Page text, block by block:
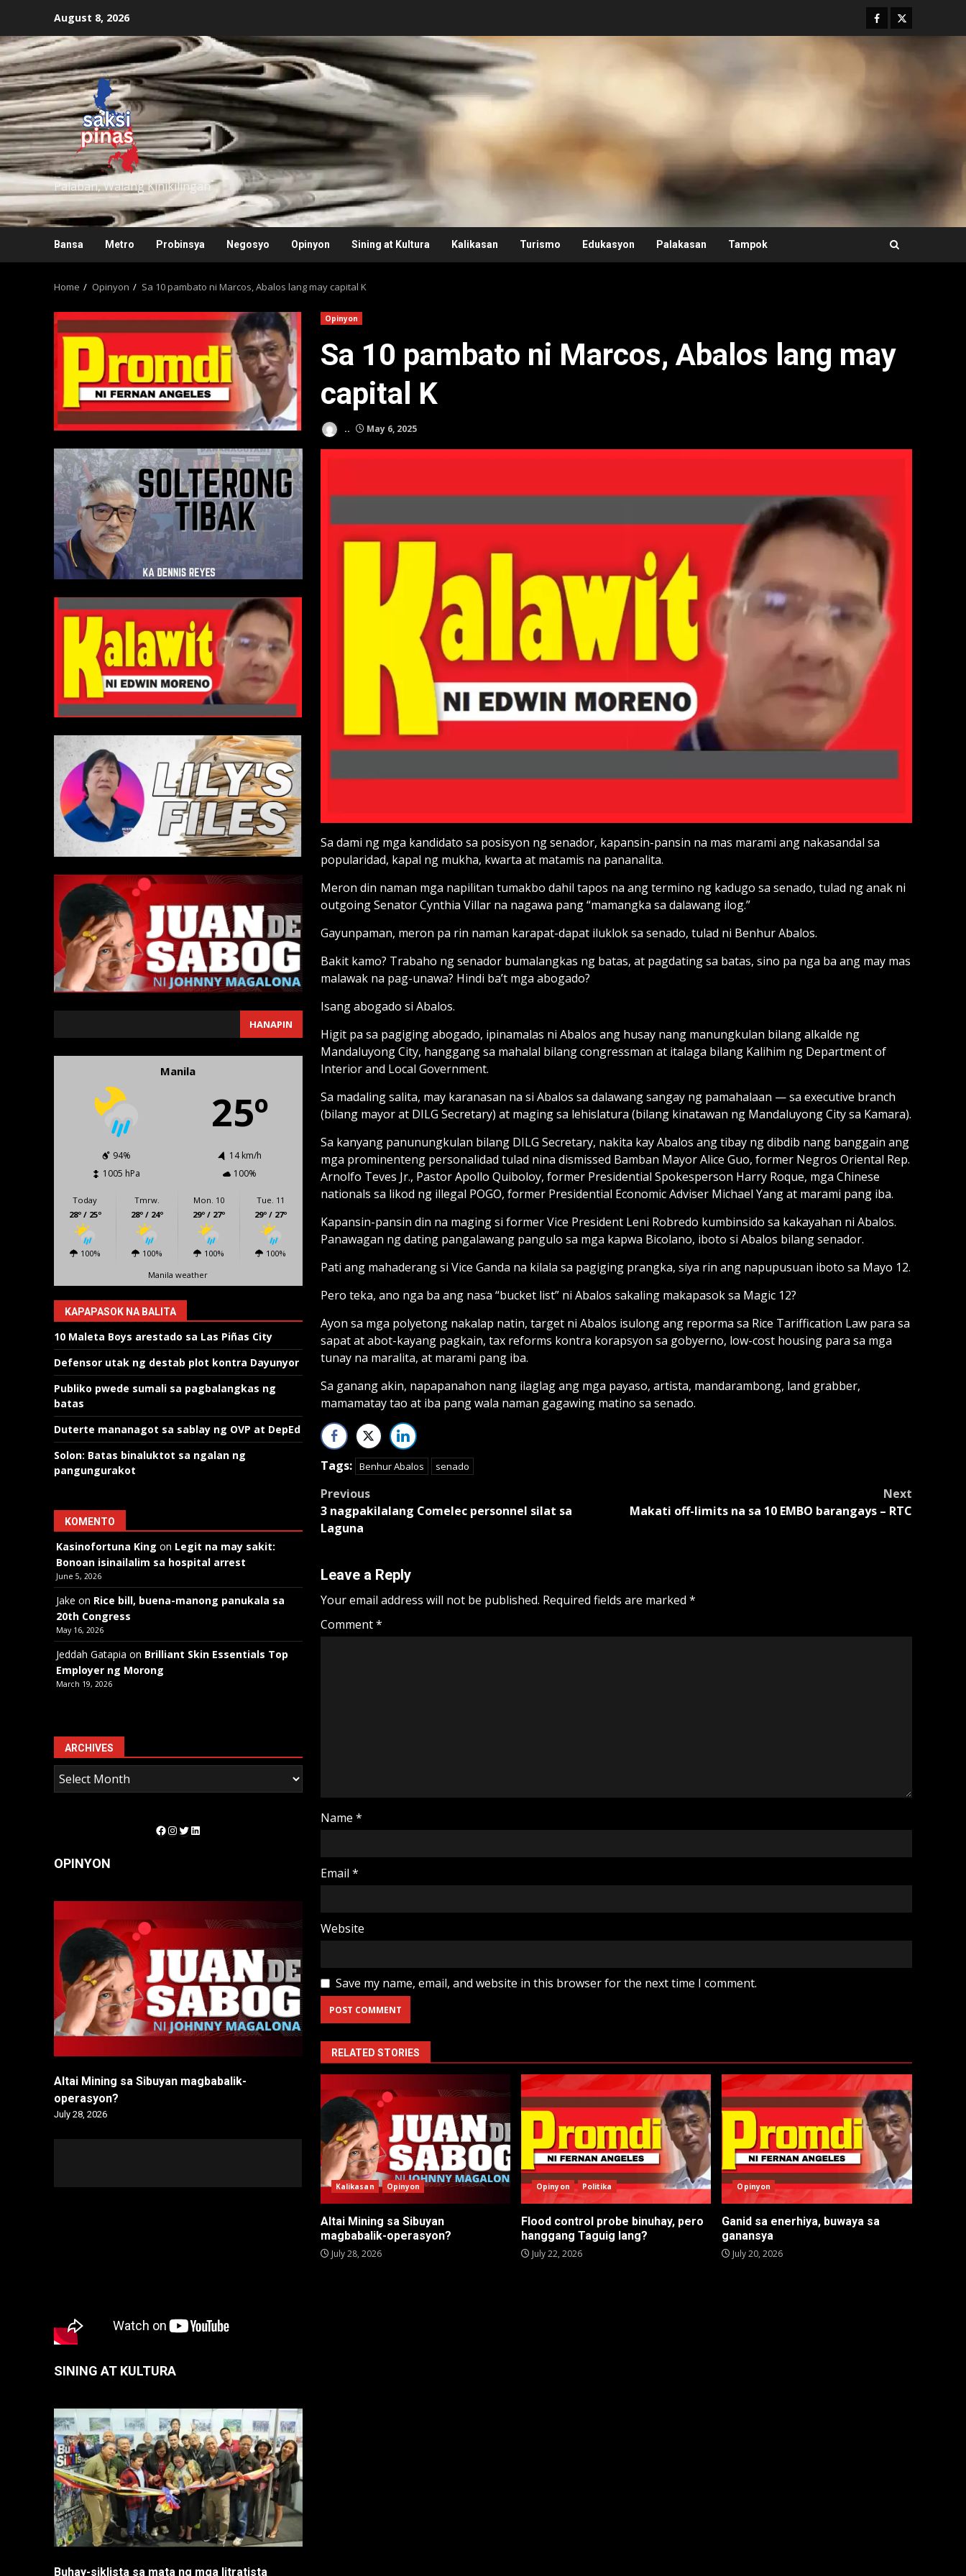
content
August 8, 2026 Facebook
Twitter
Palaban, Walang Kinikilingan
Bansa Metro Probinsya Negosyo Opinyon Sining at Kultura Kalikasan Turismo Edukasyon Palakasan Tampok
Home Opinyon Sa 10 pambato ni Marcos, Abalos lang may capital K
Opinyon
Sa 10 pambato ni Marcos, Abalos lang may
capital K
.. May 6, 2025
Sa dami ng mga kandidato sa posisyon ng senador, kapansin-pansin na mas marami ang nakasandal sa
popularidad, kapal ng mukha, kwarta at matamis na pananalita.
Meron din naman mga napilitan tumakbo dahil tapos na ang termino ng kadugo sa senado, tulad ng anak ni
outgoing Senator Cynthia Villar na nagawa pang “mamangka sa dalawang ilog.”
Gayunpaman, meron pa rin naman karapat-dapat iluklok sa senado, tulad ni Benhur Abalos.
Bakit kamo? Trabaho ng senador bumalangkas ng batas, at pagdating sa batas, sino pa nga ba ang may mas
malawak na pag-unawa? Hindi ba’t mga abogado?
Isang abogado si Abalos.
Higit pa sa pagiging abogado, ipinamalas ni Abalos ang husay nang manungkulan bilang alkalde ng
Mandaluyong City, hanggang sa mahalal bilang congressman at italaga bilang Kalihim ng Department of
Interior and Local Government.
Sa madaling salita, may karanasan na si Abalos sa dalawang sangay ng pamahalaan — sa executive branch
(bilang mayor at DILG Secretary) at maging sa lehislatura (bilang kinatawan ng Mandaluyong City sa Kamara).
Sa kanyang panunungkulan bilang DILG Secretary, nakita kay Abalos ang tibay ng dibdib nang banggain ang
mga prominenteng personalidad tulad nina dismissed Bamban Mayor Alice Guo, former Negros Oriental Rep.
Arnolfo Teves Jr., Pastor Apollo Quiboloy, former Presidential Spokesperson Harry Roque, mga Chinese
nationals sa likod ng illegal POGO, former Presidential Economic Adviser Michael Yang at marami pang iba.
Kapansin-pansin din na maging si former Vice President Leni Robredo kumbinsido sa kakayahan ni Abalos.
Panawagan ng dating pangalawang pangulo sa mga kapwa Bicolano, iboto si Abalos bilang senador.
Pati ang mahaderang si Vice Ganda na kilala sa pagiging prangka, siya rin ang napupusuan iboto sa Mayo 12.
Pero teka, ano nga ba ang nasa “bucket list” ni Abalos sakaling makapasok sa Magic 12?
Ayon sa mga polyetong nakalap natin, target ni Abalos isulong ang reporma sa Rice Tariffication Law para sa
sapat at abot-kayang pagkain, tax reforms kontra korapsyon sa gobyerno, low-cost housing para sa mga
tunay na maralita, at marami pang iba.
Sa ganang akin, napapanahon nang ilaglag ang mga payaso, artista, mandarambong, land grabber,
mamamatay tao at iba pang wala naman gagawing matino sa senado.
Tags: Benhur Abalos senado
Post
navigation
Previous
3 nagpakilalang Comelec personnel silat sa
Laguna
Next
Makati off-limits na sa 10 EMBO barangays – RTC
Leave a Reply
Your email address will not be published. Required fields are marked *
Comment*
Name *
Email *
Website
Save my name, email, and website in this browser for the next time I comment.
RELATED STORIES
Kalikasan Opinyon
Altai Mining sa Sibuyan
magbabalik-operasyon?
July 28, 2026
Opinyon Politika
Flood control probe binuhay, pero
hanggang Taguig lang?
July 22, 2026
Opinyon
Ganid sa enerhiya, buwaya sa
ganansya
July 20, 2026
HANAPIN
Manila
25º
94%
14 km/h
1005 hPa
100%
Today
28º / 25º
100%
Tmrw.
28º / 24º
100%
Mon. 10
29º / 27º
100%
Tue. 11
29º / 27º
100%
Manila weather
KAPAPASOK NA BALITA
10 Maleta Boys arestado sa Las Piñas City
Defensor utak ng destab plot kontra Dayunyor
Publiko pwede sumali sa pagbalangkas ng
batas
Duterte mananagot sa sablay ng OVP at DepEd
Solon: Batas binaluktot sa ngalan ng
pangungurakot
KOMENTO
Kasinofortuna King on Legit na may sakit:
Bonoan isinailalim sa hospital arrest
June 5, 2026
Jake on Rice bill, buena-manong panukala sa
20th Congress
May 16, 2026
Jeddah Gatapia on Brilliant Skin Essentials Top
Employer ng Morong
March 19, 2026
ARCHIVES
Facebook
Instagram
Twitter
LinkedIn
OPINYON
Altai Mining sa Sibuyan magbabalik-
operasyon?
July 28, 2026
SINING AT KULTURA
Buhay-siklista sa mata ng mga litratista